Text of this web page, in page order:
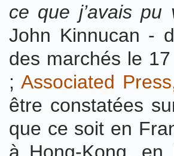
ce que j’avais pu
John Kinnucan -
des marchés le
; Associated
être constatées
que ce soit en